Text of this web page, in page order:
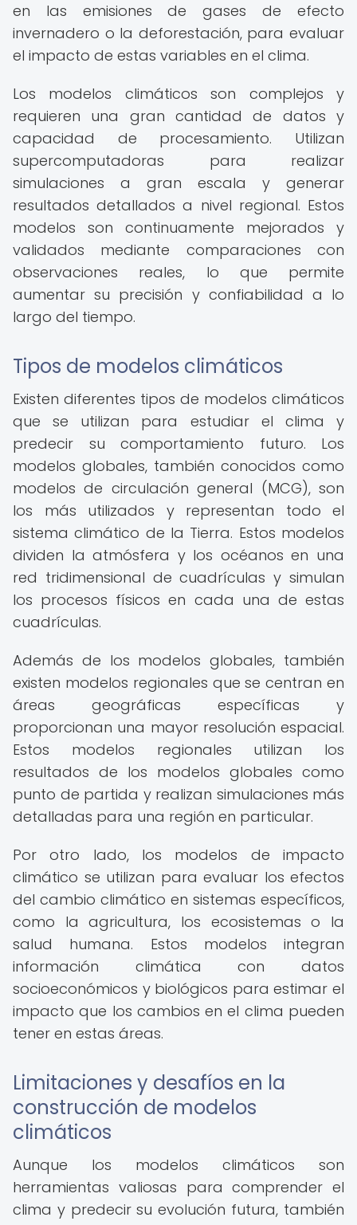
en las emisiones de gases de efecto
invernadero o la deforestación, para evaluar
el impacto de estas variables en el clima.
Los modelos climáticos son complejos y
requieren una gran cantidad de datos y
capacidad de procesamiento. Utilizan
supercomputadoras para realizar
simulaciones a gran escala y generar
resultados detallados a nivel regional. Estos
modelos son continuamente mejorados y
validados mediante comparaciones con
observaciones reales, lo que permite
aumentar su precisión y confiabilidad a lo
largo del tiempo.
Tipos de modelos climáticos
Existen diferentes tipos de modelos climáticos
que se utilizan para estudiar el clima y
predecir su comportamiento futuro. Los
modelos globales, también conocidos como
modelos de circulación general (MCG), son
los más utilizados y representan todo el
sistema climático de la Tierra. Estos modelos
dividen la atmósfera y los océanos en una
red tridimensional de cuadrículas y simulan
los procesos físicos en cada una de estas
cuadrículas.
Además de los modelos globales, también
existen modelos regionales que se centran en
áreas geográficas específicas y
proporcionan una mayor resolución espacial.
Estos modelos regionales utilizan los
resultados de los modelos globales como
punto de partida y realizan simulaciones más
detalladas para una región en particular.
Por otro lado, los modelos de impacto
climático se utilizan para evaluar los efectos
del cambio climático en sistemas específicos,
como la agricultura, los ecosistemas o la
salud humana. Estos modelos integran
información climática con datos
socioeconómicos y biológicos para estimar el
impacto que los cambios en el clima pueden
tener en estas áreas.
Limitaciones y desafíos en la
construcción de modelos
climáticos
Aunque los modelos climáticos son
herramientas valiosas para comprender el
clima y predecir su evolución futura, también